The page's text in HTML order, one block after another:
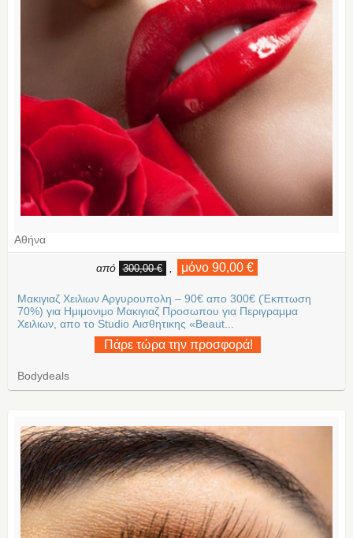
Αθήνα
από 300,00 € μόνο 90,00 €
Μακιγιαζ Χειλιων Αργυρουπολη – 90€ απο 300€ (Έκπτωση
70%) για Ημιμονιμο Μακιγιαζ Προσωπου για Περιγραμμα
Χειλιων, απο το Studio Αισθητικης «Beaut...
Πάρε τώρα την προσφορά!
Bodydeals